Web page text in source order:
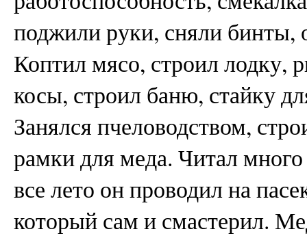
поджили руки, сняли бинты,
Коптил мясо, строил лодку,
косы, строил баню, стайку
Занялся пчеловодством,
рамки для меда. Читал
все лето он проводил на
который сам и смастерил.